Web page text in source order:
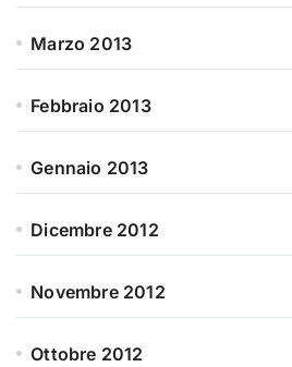
Marzo 2013
Febbraio 2013
Gennaio 2013
Dicembre 2012
Novembre 2012
Ottobre 2012